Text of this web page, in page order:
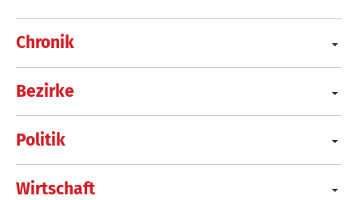
Chronik
Bezirke
Politik
Wirtschaft